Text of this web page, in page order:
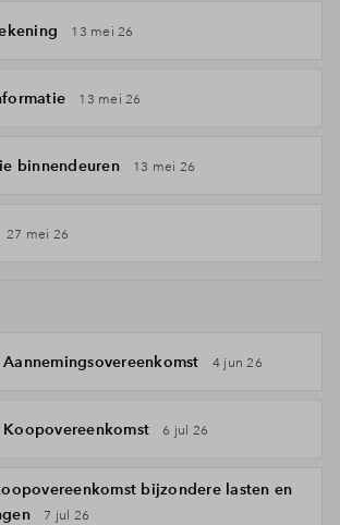
13 mei 26
13 mei 26
binnendeuren 13 mei 26
27 mei 26
4 jun 26
6 jul 26
bijzondere lasten en
7 jul 26